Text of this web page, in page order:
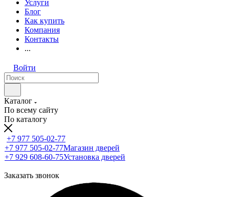
Услуги
Блог
Как купить
Компания
Контакты
...
Войти
Каталог
По всему сайту
По каталогу
+7 977 505-02-77
+7 977 505-02-77Магазин дверей
+7 929 608-60-75Установка дверей
Заказать звонок